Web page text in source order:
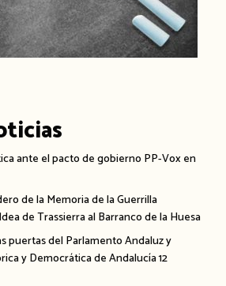
ante el pacto de gobierno PP-Vox en
de la Memoria de la Guerrilla
de Trassierra al Barranco de la Huesa
puertas del Parlamento Andaluz y
y Democrática de Andalucía 12